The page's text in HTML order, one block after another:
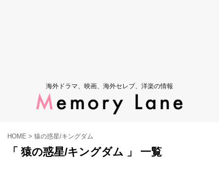
海外ドラマ、映画、海外セレブ、洋楽の情報
HOME > 猿の惑星/キングダム
「 猿の惑星/キングダム 」 一覧